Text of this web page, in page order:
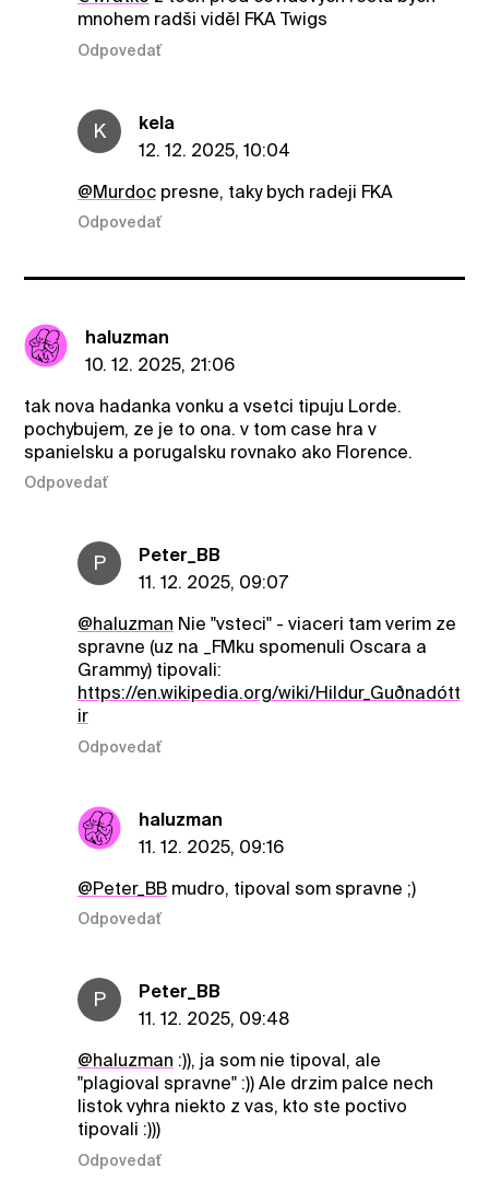
mnohem radši viděl FKA Twigs
Odpovedať
K
kela
12. 12. 2025, 10:04
@Murdocpresne, taky bych radeji FKA
Odpovedať
haluzman
10. 12. 2025, 21:06
tak nova hadanka vonku a vsetci tipuju Lorde.
pochybujem, ze je to ona. v tom case hra v
spanielsku a porugalsku rovnako ako Florence.
Odpovedať
P
Peter_BB
11. 12. 2025, 09:07
@haluzman Nie "vsteci" - viaceri tam verim ze
spravne (uz na _FMku spomenuli Oscara a
Grammy) tipovali:
https://en.wikipedia.org/wiki/Hildur_Guðnadótt
ir
Odpovedať
haluzman
11. 12. 2025, 09:16
@Peter_BBmudro, tipoval som spravne ;)
Odpovedať
P
Peter_BB
11. 12. 2025, 09:48
@haluzman :)), ja som nie tipoval, ale
"plagioval spravne" :)) Ale drzim palce nech
listok vyhra niekto z vas, kto ste poctivo
tipovali :)))
Odpovedať